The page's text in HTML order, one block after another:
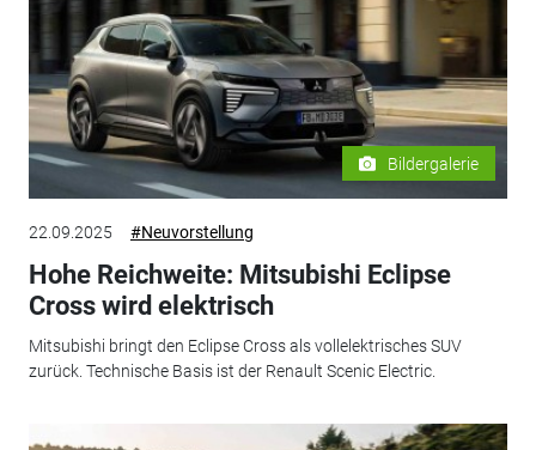
Bildergalerie
22.09.2025 #Neuvorstellung
Hohe Reichweite: Mitsubishi Eclipse
Cross wird elektrisch
Mitsubishi bringt den Eclipse Cross als vollelektrisches SUV
zurück. Technische Basis ist der Renault Scenic Electric.